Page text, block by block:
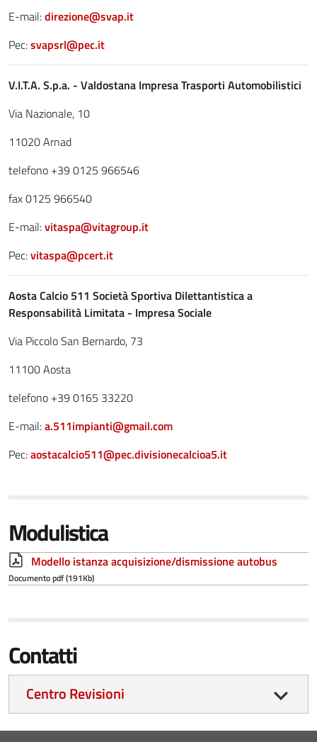
E-mail:direzione@svap.it
Pec:svapsrl@pec.it
V.I.T.A. S.p.a. - Valdostana Impresa Trasporti Automobilistici
Via Nazionale, 10
11020 Arnad
telefono +39 0125 966546
fax 0125 966540
E-mail:vitaspa@vitagroup.it
Pec:vitaspa@pcert.it
Aosta Calcio 511 Società Sportiva Dilettantistica a
Responsabilità Limitata - Impresa Sociale
Via Piccolo San Bernardo, 73
11100 Aosta
telefono +39 0165 33220
E-mail:a.511impianti@gmail.com
Pec:aostacalcio511@pec.divisionecalcioa5.it
Modulistica
Modello istanza acquisizione/dismissione autobus
Documento pdf (191Kb)
Contatti
Centro Revisioni